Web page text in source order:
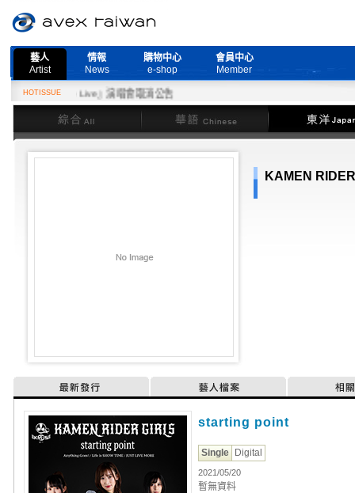
藝人
Artist
情報
News
購物中心
e-shop
會員中心
Member
HOTISSUE
More Live』演唱會取消公告
綜合
華語 東洋
KAMEN
最新發行 藝人檔案 相
starting point
Single Digital
2021/05/20
暫無資料